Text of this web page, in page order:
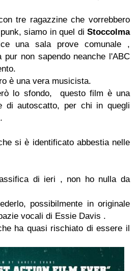
tre ragazzine che vorrebbero
siamo in quel di Stoccolma
una sala prove comunale ,
non sapendo neanche l'ABC
è una vera musicista.
lo sfondo, questo film è una
di autoscatto, per chi in quegli
si è identificato abbestia nelle
di ieri , non ho nulla da
possibilmente in originale
vocali di Essie Davis .
ha quasi rischiato di essere il